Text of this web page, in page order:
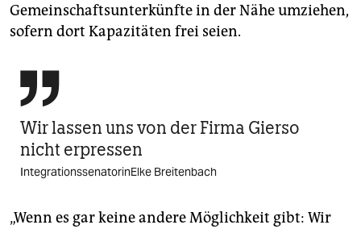
Gemeinschaftsunterkünfte in der Nähe umziehen,
sofern dort Kapazitäten frei seien.

Wir lassen uns von der Firma Gierso
nicht erpressen
IntegrationssenatorinElke Breitenbach
„Wenn es gar keine andere Möglichkeit gibt: Wir